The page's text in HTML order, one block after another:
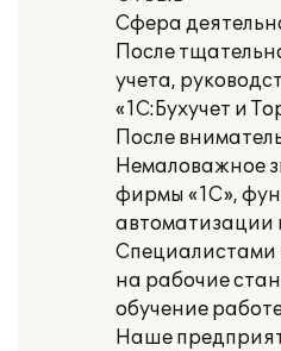
Сфера
После
учета,
«1С:Бухучет и
После
Немаловажное
фирмы «1С»,
автоматизации
Специалистами
на рабочие
обучение
Наше